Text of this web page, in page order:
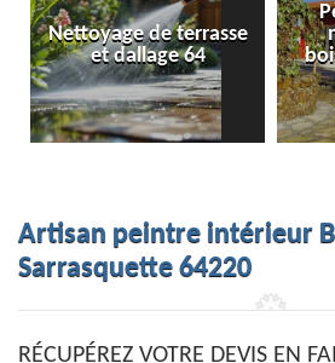
Nettoyage de terrasse
et dallage 64
Artisan peintre intérieur
Sarrasquette 64220
RÉCUPÉREZ VOTRE DEVIS EN